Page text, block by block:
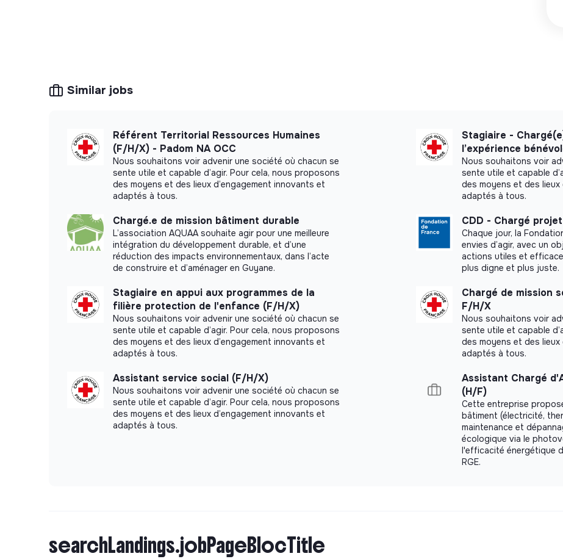
Lieu : Locaux situés dans le 10ème arrondissement de Paris (métro Poissonnière ou Gare
de l’Est). Télétravail partiel possible sur un rythme à définir.
Déplacements: Déplacements ponctuels possibles
Rémunération: Indemnité de stage de 900€ brut / mois
L’Action Tank vous fournit également une carte Swile (tickets restaurant), une
participation à la complémentaire santé et le remboursement de 50% du Pass Navigo.
ENVIE DE NOUS REJOINDRE ?
Envoyez-nous votreCVavec vos dates de disponibilité, et une
réponse aux questions
suivantes: Pourquoi ce poste vous intéresse-t-il ? Que recherchez-vous dans votre
prochain poste ?
Similar jobs
Référent Territorial Ressources Humaines
(F/H/X) - Padom NA OCC
Nous souhaitons voir advenir une société où chacun se
sente utile et capable d’agir. Pour cela, nous proposons
des moyens et des lieux d’engagement innovants et
adaptés à tous.
Stagiaire -
l’expérience
Nous souhaitons voir
sente utile et capable
des moyens et des
adaptés à tous.
Chargé.e de mission bâtiment durable
L’association AQUAA souhaite agir pour une meilleure
intégration du développement durable, et d’une
réduction des impacts environnementaux, dans l’acte
de construire et d’aménager en Guyane.
CDD - Chargé
Chaque jour, la
envies d’agir, avec un
actions utiles et
plus digne et plus juste.
Stagiaire en appui aux programmes de la
filière protection de l'enfance (F/H/X)
Nous souhaitons voir advenir une société où chacun se
sente utile et capable d’agir. Pour cela, nous proposons
des moyens et des lieux d’engagement innovants et
adaptés à tous.
Chargé de mission
F/H/X
Nous souhaitons voir
sente utile et capable
des moyens et des
adaptés à tous.
Assistant service social (F/H/X)
Nous souhaitons voir advenir une société où chacun se
sente utile et capable d’agir. Pour cela, nous proposons
des moyens et des lieux d’engagement innovants et
adaptés à tous.
Assistant Chargé
(H/F)
Cette entreprise
bâtiment (électricité,
maintenance et
écologique via le
l'efficacité énergétique
RGE.
searchLandings.jobPageBlocTitle